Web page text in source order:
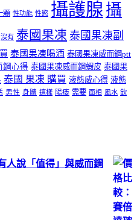
顆 性功能 性慾 攝護腺 攝
沒有 泰國果凍 泰國果凍副
泰國果凍喝酒 泰國果凍威而鋼ptt
鋼心得 泰國果凍威而鋼蝦皮 泰國果
泰國 果凍 購買 液態威心得 液態
男性 身體 這樣 陽痿 需要 面相 風水 飲
人說「值得」與威而鋼